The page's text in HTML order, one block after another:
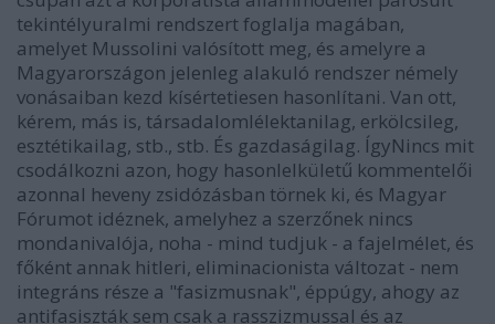
tekintélyuralmi rendszert foglalja magában,
amelyet Mussolini valósított meg, és amelyre a
Magyarországon jelenleg alakuló rendszer némely
vonásaiban kezd kísértetiesen hasonlítani. Van ott,
kérem, más is, társadalomlélektanilag, erkölcsileg,
esztétikailag, stb., stb. És gazdaságilag. ÍgyNincs mit
csodálkozni azon, hogy hasonlelkületű kommentelői
azonnal heveny zsidózásban törnek ki, és Magyar
Fórumot idéznek, amelyhez a szerzőnek nincs
mondanivalója, noha - mind tudjuk - a fajelmélet, és
főként annak hitleri, eliminacionista változat - nem
integráns része a "fasizmusnak", éppúgy, ahogy az
antifasiszták sem csak a rasszizmussal és az